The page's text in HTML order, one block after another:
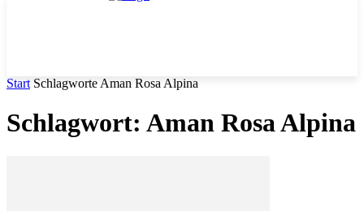
Start Schlagworte Aman Rosa Alpina
Schlagwort: Aman Rosa Alpina